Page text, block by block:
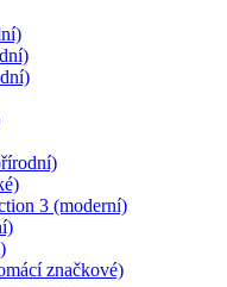
3 (moderní)
značkové)